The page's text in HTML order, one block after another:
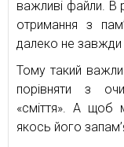
важливі файли. В
отримання з
далеко не завжди
Тому такий
порівняти з
«сміття». А щоб
якось його